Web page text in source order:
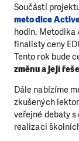
Součástí
metodice
hodin. Metodika
finalisty ceny
Tento rok bude
změnu a její
Dále nabízíme
zkušených
veřejné debaty
realizaci